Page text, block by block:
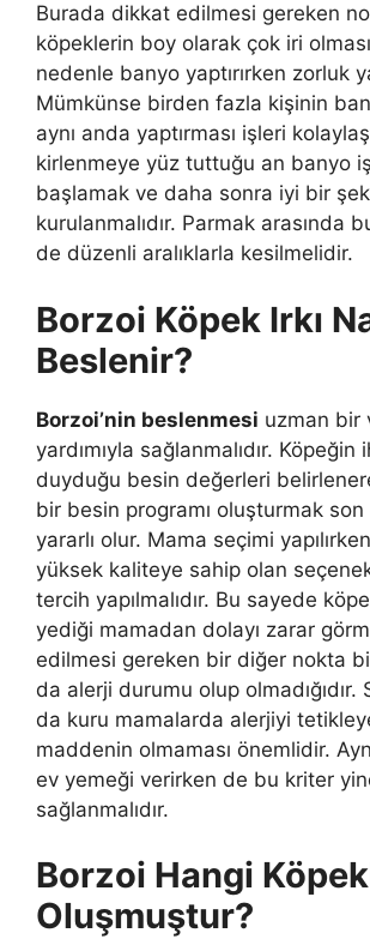
Burada dikkat edilmesi gereken
köpeklerin boy olarak çok iri
nedenle banyo yaptırırken zorluk
Mümkünse birden fazla kişinin
aynı anda yaptırması işleri
kirlenmeye yüz tuttuğu an banyo
başlamak ve daha sonra iyi bir
kurulanmalıdır. Parmak arasında
de düzenli aralıklarla kesilmelidir.
Borzoi Köpek Irkı
Beslenir?
Borzoi’nin beslenmesi uzman bir
yardımıyla sağlanmalıdır. Köpeğin
duyduğu besin değerleri
bir besin programı oluşturmak
yararlı olur. Mama seçimi
yüksek kaliteye sahip olan
tercih yapılmalıdır. Bu sayede
yediği mamadan dolayı zarar
edilmesi gereken bir diğer nokta
da alerji durumu olup olmadığıdır.
da kuru mamalarda alerjiyi
maddenin olmaması önemlidir.
ev yemeği verirken de bu kriter
sağlanmalıdır.
Borzoi Hangi
Oluşmuştur?